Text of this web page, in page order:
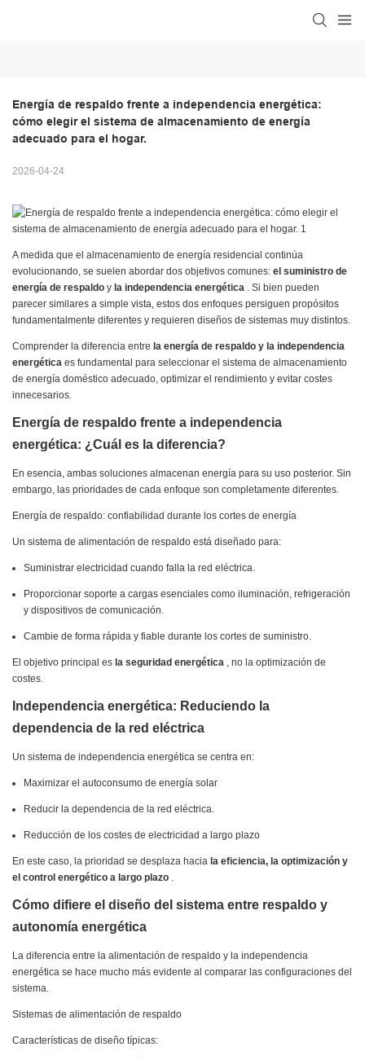
Energía de respaldo frente a independencia energética:
cómo elegir el sistema de almacenamiento de energía
adecuado para el hogar.
2026-04-24
A medida que el almacenamiento de energía residencial continúa
evolucionando, se suelen abordar dos objetivos comunes: el suministro de
energía de respaldo y la independencia energética . Si bien pueden
parecer similares a simple vista, estos dos enfoques persiguen propósitos
fundamentalmente diferentes y requieren diseños de sistemas muy distintos.
Comprender la diferencia entre la energía de respaldo y la independencia
energética es fundamental para seleccionar el sistema de almacenamiento
de energía doméstico adecuado, optimizar el rendimiento y evitar costes
innecesarios.
Energía de respaldo frente a independencia
energética: ¿Cuál es la diferencia?
En esencia, ambas soluciones almacenan energía para su uso posterior. Sin
embargo, las prioridades de cada enfoque son completamente diferentes.
Energía de respaldo: confiabilidad durante los cortes de energía
Un sistema de alimentación de respaldo está diseñado para:
Suministrar electricidad cuando falla la red eléctrica.
Proporcionar soporte a cargas esenciales como iluminación, refrigeración
y dispositivos de comunicación.
Cambie de forma rápida y fiable durante los cortes de suministro.
El objetivo principal es la seguridad energética , no la optimización de
costes.
Independencia energética: Reduciendo la
dependencia de la red eléctrica
Un sistema de independencia energética se centra en:
Maximizar el autoconsumo de energía solar
Reducir la dependencia de la red eléctrica.
Reducción de los costes de electricidad a largo plazo
En este caso, la prioridad se desplaza hacia la eficiencia, la optimización y
el control energético a largo plazo .
Cómo difiere el diseño del sistema entre respaldo y
autonomía energética
La diferencia entre la alimentación de respaldo y la independencia
energética se hace mucho más evidente al comparar las configuraciones del
sistema.
Sistemas de alimentación de respaldo
Características de diseño típicas: